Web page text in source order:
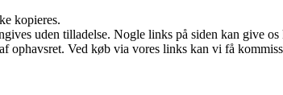
kopieres.
uden tilladelse. Nogle links på siden kan give
ophavsret. Ved køb via vores links kan vi få